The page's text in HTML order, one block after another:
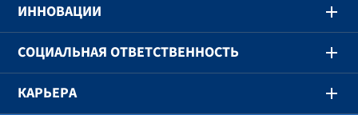
ИННОВАЦИИ
СОЦИАЛЬНАЯ ОТВЕТСТВЕННОСТЬ
КАРЬЕРА